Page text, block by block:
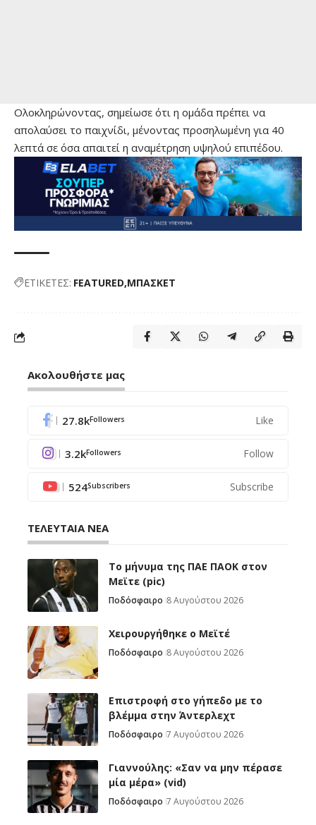
Ολοκληρώνοντας, σημείωσε ότι η ομάδα πρέπει να
απολαύσει το παιχνίδι, μένοντας προσηλωμένη για 40
λεπτά σε όσα απαιτεί η αναμέτρηση υψηλού επιπέδου.
ΕΤΙΚΕΤΕΣ: FEATURED ΜΠΑΣΚΕΤ
Ακολουθήστε μας
27.8kFollowers Like
3.2kFollowers Follow
524Subscribers Subscribe
ΤΕΛΕΥΤΑΙΑ ΝΕΑ
Το μήνυμα της ΠΑΕ ΠΑΟΚ στον
Μεϊτε (pic)
Ποδόσφαιρο 8 Αυγούστου 2026
Χειρουργήθηκε ο Μεϊτέ
Ποδόσφαιρο 8 Αυγούστου 2026
Επιστροφή στο γήπεδο με το
βλέμμα στην Άντερλεχτ
Ποδόσφαιρο 7 Αυγούστου 2026
Γιαννούλης: «Σαν να μην πέρασε
μία μέρα» (vid)
Ποδόσφαιρο 7 Αυγούστου 2026